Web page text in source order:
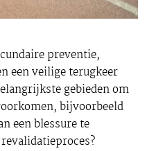
preventie,
een veilige terugkeer
gebieden om
bijvoorbeeld
een blessure te